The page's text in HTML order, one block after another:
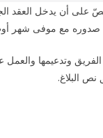
على أن يدخل العقد
صدوره مع موفى شهر
الفريق وتدعيمها
البلاغ.